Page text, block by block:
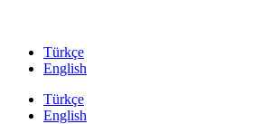
Türkçe
English
Türkçe
English